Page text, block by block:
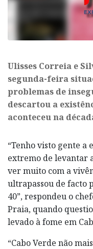
Ulisses Correia e
segunda-feira
problemas de
descartou a
aconteceu na
“Tenho visto gente a
extremo de levantar
ver muito com a
ultrapassou de facto
40”, respondeu o
Praia, quando
levado à fome em
“Cabo Verde não